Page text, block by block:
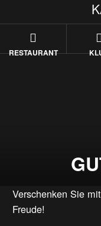
RESTAURANT
Verschenken Sie
Freude!